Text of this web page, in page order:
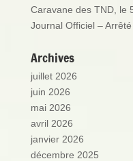
Caravane des TND, le
Journal Officiel –
Archives
juillet 2026
juin 2026
mai 2026
avril 2026
janvier 2026
décembre 2025